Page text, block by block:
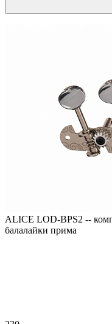
ALICE LOD-BPS2 --
балалайки прима